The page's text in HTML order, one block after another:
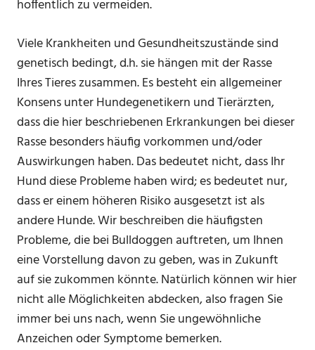
hoffentlich zu vermeiden.
Viele Krankheiten und Gesundheitszustände sind
genetisch bedingt, d.h. sie hängen mit der Rasse
Ihres Tieres zusammen. Es besteht ein allgemeiner
Konsens unter Hundegenetikern und Tierärzten,
dass die hier beschriebenen Erkrankungen bei dieser
Rasse besonders häufig vorkommen und/oder
Auswirkungen haben. Das bedeutet nicht, dass Ihr
Hund diese Probleme haben wird; es bedeutet nur,
dass er einem höheren Risiko ausgesetzt ist als
andere Hunde. Wir beschreiben die häufigsten
Probleme, die bei Bulldoggen auftreten, um Ihnen
eine Vorstellung davon zu geben, was in Zukunft
auf sie zukommen könnte. Natürlich können wir hier
nicht alle Möglichkeiten abdecken, also fragen Sie
immer bei uns nach, wenn Sie ungewöhnliche
Anzeichen oder Symptome bemerken.